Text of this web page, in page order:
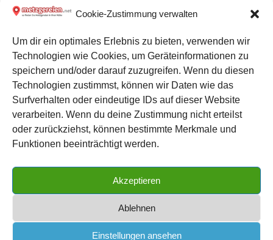
Cookie-Zustimmung verwalten
Um dir ein optimales Erlebnis zu bieten, verwenden wir
Technologien wie Cookies, um Geräteinformationen zu
speichern und/oder darauf zuzugreifen. Wenn du diesen
Technologien zustimmst, können wir Daten wie das
Surfverhalten oder eindeutige IDs auf dieser Website
verarbeiten. Wenn du deine Zustimmung nicht erteilst
oder zurückziehst, können bestimmte Merkmale und
Funktionen beeinträchtigt werden.
Akzeptieren
Ablehnen
Einstellungen ansehen
Metzgerei Fleischerei Hohberger GmbH: Partyservice und
Metzgerei Gmyrek Fleisch- und Wurstwaren: Partyservice und
Catering in Gifhorn
Kontakt zu uns